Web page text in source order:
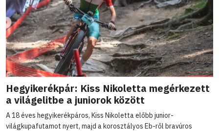
Hegyikerékpár: Kiss Nikoletta megérkezett
a világelitbe a juniorok között
A 18 éves hegyikerékpáros, Kiss Nikoletta előbb junior-
világkupafutamot nyert, majd a korosztályos Eb-ről bravúros